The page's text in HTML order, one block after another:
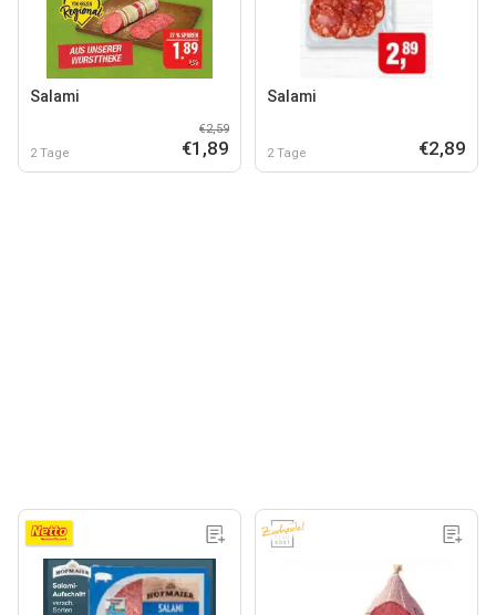
Salami
2 Tage
€2,59
€1,89
Salami
2 Tage €2,89